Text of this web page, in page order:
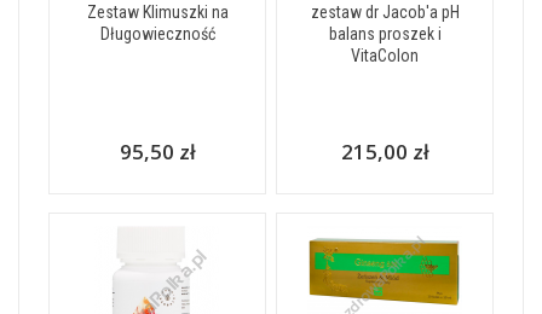
Zestaw Klimuszki na
Długowieczność
95,50 zł
zestaw dr Jacob'a pH
balans proszek i
VitaColon
215,00 zł